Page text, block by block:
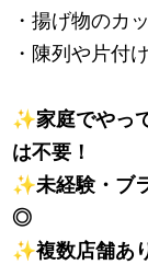
・揚げ物のカ
・陳列や片付
✨家庭でやっ
は不要！
✨未経験・ブ
◎
✨複数店舗あ